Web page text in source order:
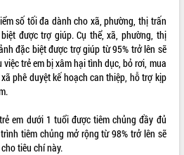
số tối đa dành cho xã, phường, thị trấn
được trợ giúp. Cụ thể, xã, phường, thị
đặc biệt được trợ giúp từ 95% trở lên sẽ
trẻ em bị xâm hại tình dục, bỏ rơi, mua
phê duyệt kế hoạch can thiệp, hỗ trợ kịp
em dưới 1 tuổi được tiêm chủng đầy đủ
tiêm chủng mở rộng từ 98% trở lên sẽ
tiêu chí này.